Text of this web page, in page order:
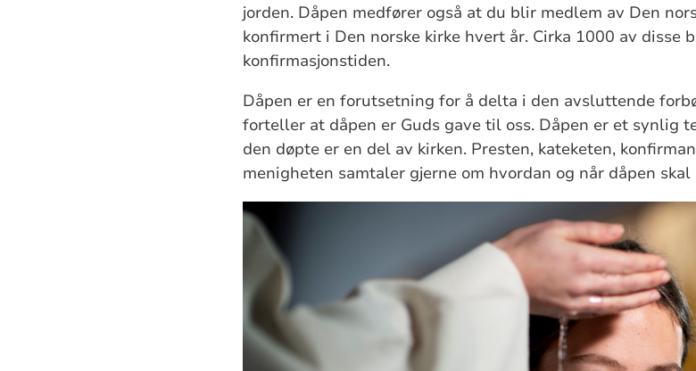
jorden. Dåpen medfører også at du blir medlem av Den
konfirmert i Den norske kirke hvert år. Cirka 1000 av disse
konfirmasjonstiden.
Dåpen er en forutsetning for å delta i den avsluttende
forteller at dåpen er Guds gave til oss. Dåpen er et synlig
den døpte er en del av kirken. Presten, kateketen,
menigheten samtaler gjerne om hvordan og når dåpen skal